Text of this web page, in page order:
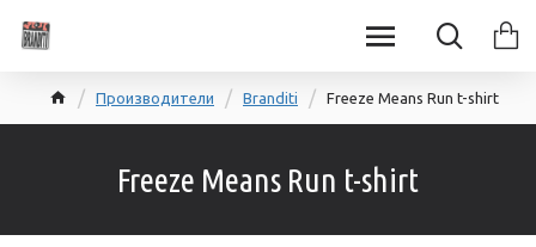
Производители Branditi Freeze Means Run t-shirt
Freeze Means Run t-shirt